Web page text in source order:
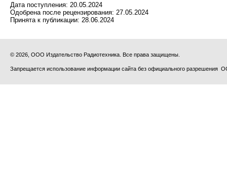
Дата поступления: 20.05.2024
Одобрена после рецензирования: 27.05.2024
Принята к публикации: 28.06.2024
© 2026, ООО Издательство Радиотехника. Все права защищены.
Запрещается использование информации сайта без официального разрешения